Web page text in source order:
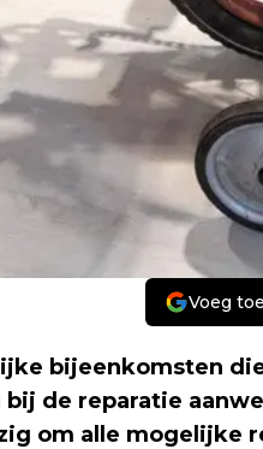
Voeg
bijeenkomsten
de reparatie
om alle mogelijke